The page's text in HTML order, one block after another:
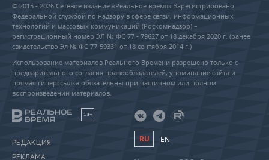
© 2015 - 2026 Сетевое издание «Реальное время» Зарегистрировано
Федеральной службой по надзору в сфере связи, информационных
технологий и массовых коммуникаций (Роскомнадзор) –
регистрационный номер ЭЛ № ФС 77 - 79627 от 18 декабря 2020 г. (ранее
свидетельство Эл № ФС 77-59331 от 18 сентября 2014 г.)
Использование материалов Реального Времени разрешено только с
предварительного согласия правообладателей, упоминание сайта и
прямая гиперссылка обязательны при частичном или полном
воспроизведении материалов.
18+
РЕДАКЦИЯ
РЕКЛАМА
RU EN